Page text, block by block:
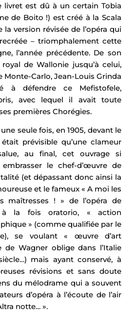
livret est dû à un certain Tobia
de Boito !) est créé à la Scala
la version révisée de l’opéra qui
– triomphalement cette
l’année précédente. De son
de Wallonie jusqu’à celui,
Monte-Carlo, Jean-Louis Grinda
à défendre ce Mefistofele,
avec lequel il avait toute
premières Chorégies.
seule fois, en 1905, devant le
prévisible qu’une clameur
au final, cet ouvrage si
le chef-d’œuvre de
(et dépassant donc ainsi la
et le fameux « A moi les
maîtresses ! » de l’opéra de
à la fois oratorio, « action
» (comme qualifiée par le
se voulant « œuvre d’art
de Wagner oblige dans l’Italie
mais ayant conservé, à
révisions et sans doute
du mélodrame qui a souvent
d’opéra à l’écoute de l’air
notte… ».